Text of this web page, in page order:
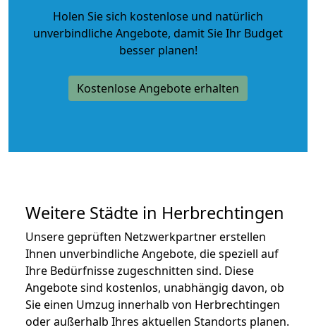
Holen Sie sich kostenlose und natürlich
unverbindliche Angebote, damit Sie Ihr Budget
besser planen!
Kostenlose Angebote erhalten
Weitere Städte in Herbrechtingen
Unsere geprüften Netzwerkpartner erstellen
Ihnen unverbindliche Angebote, die speziell auf
Ihre Bedürfnisse zugeschnitten sind. Diese
Angebote sind kostenlos, unabhängig davon, ob
Sie einen Umzug innerhalb von Herbrechtingen
oder außerhalb Ihres aktuellen Standorts planen.